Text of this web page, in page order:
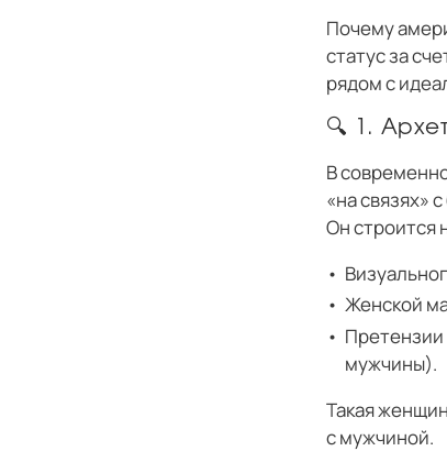
Почему
статус за
рядом с
🔍 1.
В
«на связях»
Он строится
Женской
Претензии
мужчины).
Такая
с мужчиной.